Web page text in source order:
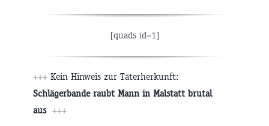
[quads id=1]
+++ Kein Hinweis zur Täterherkunft:
Schlägerbande raubt Mann in Malstatt brutal
aus +++